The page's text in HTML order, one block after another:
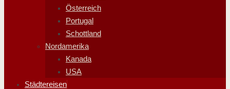
Österreich
Portugal
Schottland
Nordamerika
Kanada
USA
Städtereisen